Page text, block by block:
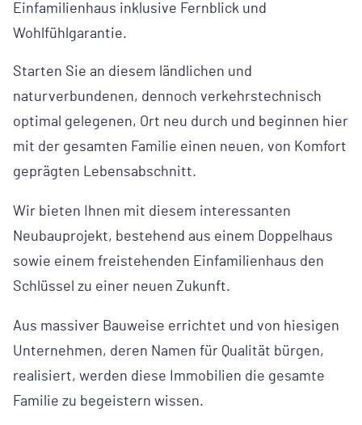
Einfamilienhaus inklusive Fernblick und
Wohlfühlgarantie.
Starten Sie an diesem ländlichen und
naturverbundenen, dennoch verkehrstechnisch
optimal gelegenen, Ort neu durch und beginnen hier
mit der gesamten Familie einen neuen, von Komfort
geprägten Lebensabschnitt.
Wir bieten Ihnen mit diesem interessanten
Neubauprojekt, bestehend aus einem Doppelhaus
sowie einem freistehenden Einfamilienhaus den
Schlüssel zu einer neuen Zukunft.
Aus massiver Bauweise errichtet und von hiesigen
Unternehmen, deren Namen für Qualität bürgen,
realisiert, werden diese Immobilien die gesamte
Familie zu begeistern wissen.